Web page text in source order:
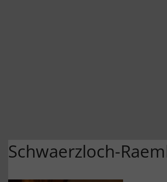
Schwaerzloch-